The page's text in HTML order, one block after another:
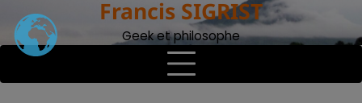
content
Francis SIGRIST
Geek et philosophe